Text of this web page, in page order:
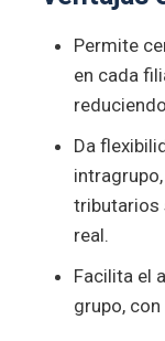
Permite
en cada
Da
tributarios
real.
Facilita el
grupo,